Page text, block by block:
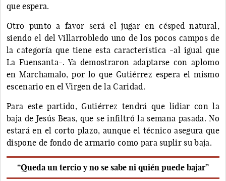
que espera.
Otro punto a favor será el jugar en césped natural,
siendo el del Villarrobledo uno de los pocos campos de
la categoría que tiene esta característica -al igual que
La Fuensanta-. Ya demostraron adaptarse con aplomo
en Marchamalo, por lo que Gutiérrez espera el mismo
escenario en el Virgen de la Caridad.
Para este partido, Gutiérrez tendrá que lidiar con la
baja de Jesús Beas, que se infiltró la semana pasada. No
estará en el corto plazo, aunque el técnico asegura que
dispone de fondo de armario como para suplir su baja.
“Queda un tercio y no se sabe ni quién puede bajar”